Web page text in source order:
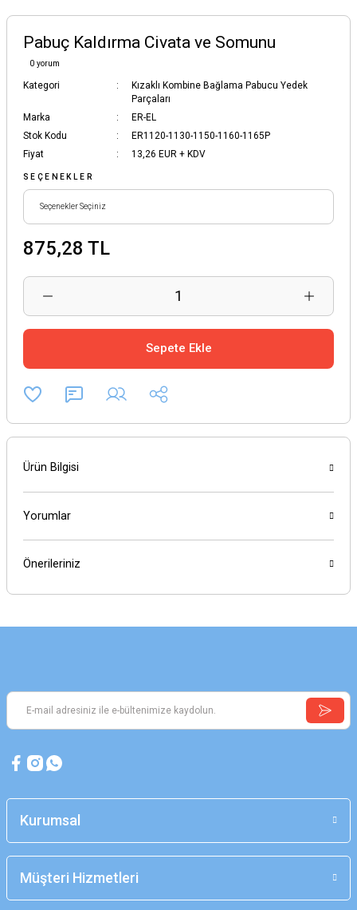
Pabuç Kaldırma Civata ve Somunu
0 yorum
Kategori
Kızaklı Kombine Bağlama Pabucu Yedek
Parçaları
Marka
ER-EL
Stok Kodu
ER1120-1130-1150-1160-1165P
Fiyat
13,26 EUR + KDV
SEÇENEKLER
875,28 TL
Sepete Ekle
Ürün Bilgisi
Yorumlar
Önerileriniz
Kurumsal
Müşteri Hizmetleri